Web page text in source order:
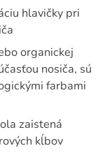
hlavičky pri
organickej
nosiča, sú
farbami
zaistená
kĺbov